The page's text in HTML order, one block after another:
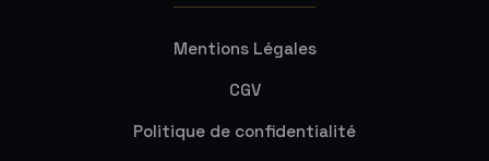
Mentions Légales
CGV
Politique de confidentialité